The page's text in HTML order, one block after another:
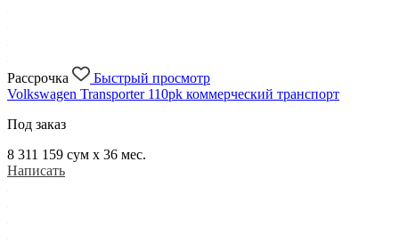
Рассрочка
Быстрый просмотр
Volkswagen Transporter 110pk коммерческий транспорт
Под заказ
8 311 159 сум x 36 мес.
Написать